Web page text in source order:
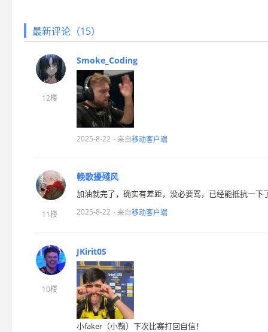
最新评论（15）
12楼
Smoke_Coding
2025-8-22 · 来自移动客户端
11楼
輓歌擾殘风
加油就完了，确实有差距，没必要骂，已经能抵抗一
2025-8-22 · 来自移动客户端
10楼
JKirit0S
小faker（小鞠）下次比赛打回自信！